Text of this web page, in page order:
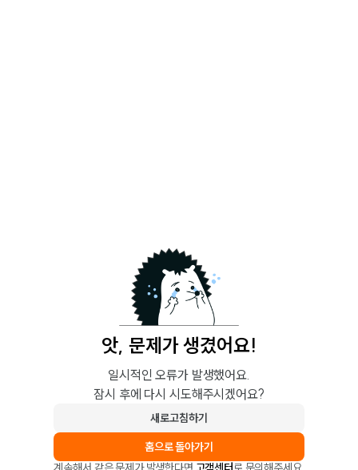
앗, 문제가 생겼어요!
일시적인 오류가 발생했어요.
잠시 후에 다시 시도해주시겠어요?
새로고침하기
홈으로 돌아가기